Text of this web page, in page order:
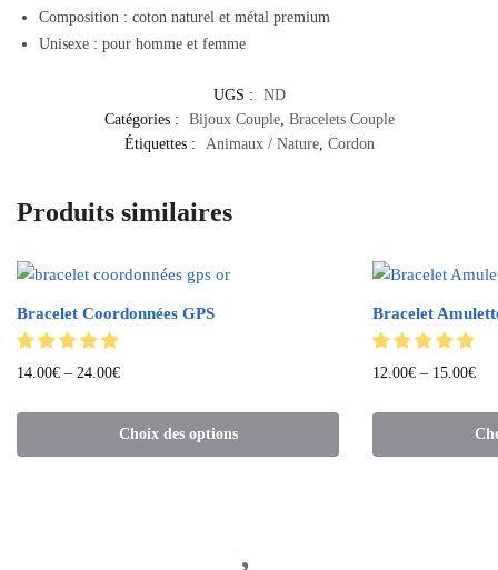
Composition : coton naturel et métal premium
Unisexe : pour homme et femme
UGS :
ND
Catégories :
Bijoux Couple, Bracelets Couple
Étiquettes :
Animaux / Nature, Cordon
Produits similaires
Bracelet Coordonnées GPS
14.00€ – 24.00€
Choix des options
Bracelet
12.00€ – 15.00€